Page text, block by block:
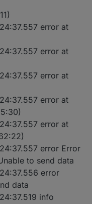
error at
error at
error at
error at
error at
error Error
to send data
error
data
info